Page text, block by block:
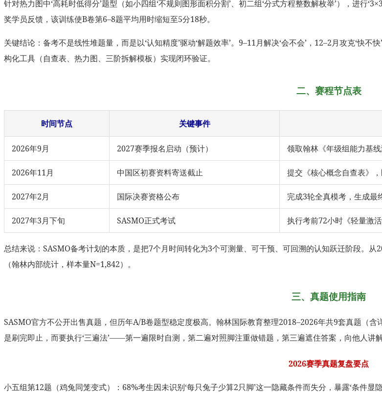
针对热力图中‘高耗时低得分’题型（如小四组‘不规则图形面积分割’、初二组‘分式方程整数解枚举’），进行
奖学员反馈，该训练使B卷第6–8题平均用时缩短至5分18秒。
关键结论：备考不是线性堆题量，而是以‘认知精度’驱动‘解题效率’。9–11月解决‘会不会’，12–2月攻克‘快
构化工具（自查表、热力图、三阶拆解模板）实现闭环验证。
二、赛程节点表
时间节点 关键事件
2026年9月 2027赛季报名启动（预计） 领取翰林《年级组能力基
2026年11月 中国区初赛资料寄送截止 提交《核心概念自查表》
2027年2月 国际决赛资格公布 完成3轮全真模考，生成最
2027年3月下旬 SASMO正式考试 执行考前72小时《轻量激
总结来说：SASMO备考计划的本质，是把7个月时间转化为3个可测量、可干预、可回溯的认知跃迁阶段。
（翰林内部统计，样本量N=1,842）。
三、真题使用指南
SASMO官方不公开出售真题，但历年A/B卷题型稳定度极高。翰林国际教育整理2018–2026年共9套真题（
是刷完即止，而要执行‘三遍法’——第一遍限时自测，第二遍对照脚注重做错题，第三遍遮住答案，向他人讲解
2026赛季真题复盘要点
小五组第12题（鸡兔同笼变式）：68%考生因未识别‘每只兔子少算2只脚’这一隐藏条件而失分，暴露‘条件